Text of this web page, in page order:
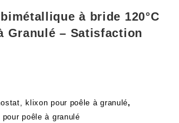
à bride 120°C
Granulé – Satisfaction
klixon pour poêle à granulé,
poêle à granulé